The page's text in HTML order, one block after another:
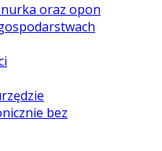
oraz opon
bez